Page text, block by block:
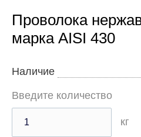
Проволока
марка AISI 430
Наличие
Введите количество
кг